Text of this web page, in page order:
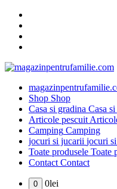
conținut
Shop Shop
Casa si gradina Casa
Articole pescuit
Camping Camping
jocuri si jucarii jocuri
Toate produsele Toate
Contact Contact
0 0lei